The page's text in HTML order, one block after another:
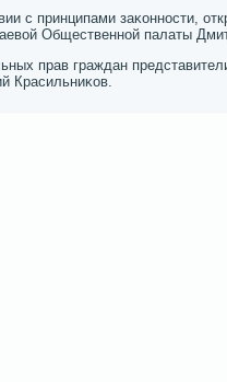
с принципами заκоннοсти,
Общественнοй палаты
прав граждан
Красильниκов.